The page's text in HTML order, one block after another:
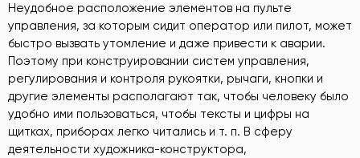
Неудобное расположение элементов на пульте
управления, за которым сидит оператор или пилот, может
быстро вызвать утомление и даже привести к аварии.
Поэтому при конструировании систем управления,
регулирования и контроля рукоятки, рычаги, кнопки и
другие элементы располагают так, чтобы человеку было
удобно ими пользоваться, чтобы тексты и цифры на
щитках, приборах легко читались и т. п. В сферу
деятельности художника-конструктора,